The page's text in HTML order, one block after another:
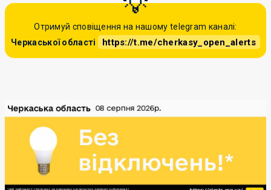
Отримуй сповіщення на нашому telegram каналі:
Черкаської області
https://t.me/cherkasy_open_alerts